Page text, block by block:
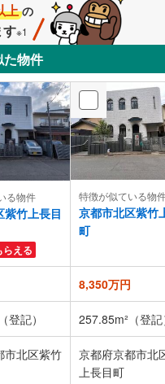
上の
※1
た物件
る物件
紫竹上長目
える
特徴が似ている物
京都市北区紫竹
町
8,350万円
登記） 257.85m²（登
市北区紫竹
京都府京都市北
上長目町